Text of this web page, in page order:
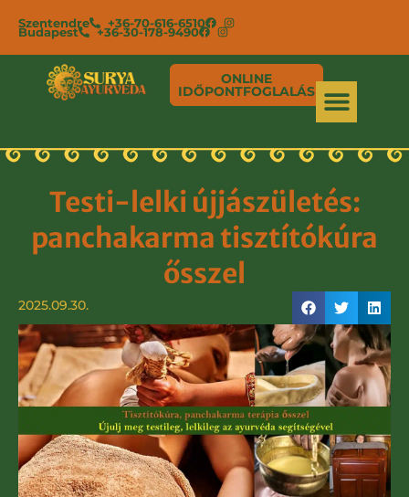
Szentendre +36-70-616-6510
Budapest +36-30-178-9490
ONLINE
IDŐPONTFOGLALÁS
Testi-lelki újjászületés:
panchakarma tisztítókúra
ősszel
2025.09.30.